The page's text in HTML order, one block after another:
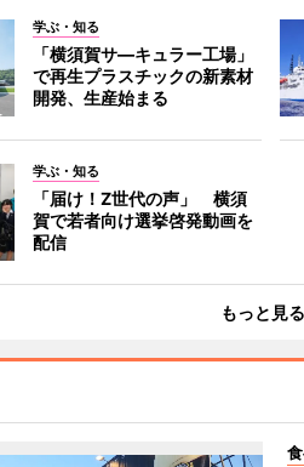
学ぶ・知る
「横須賀サ―キュラー工場」
で再生プラスチックの新素材
開発、生産始まる
学ぶ・知る
「届け！Z世代の声」 横須
賀で若者向け選挙啓発動画を
配信
もっと見る